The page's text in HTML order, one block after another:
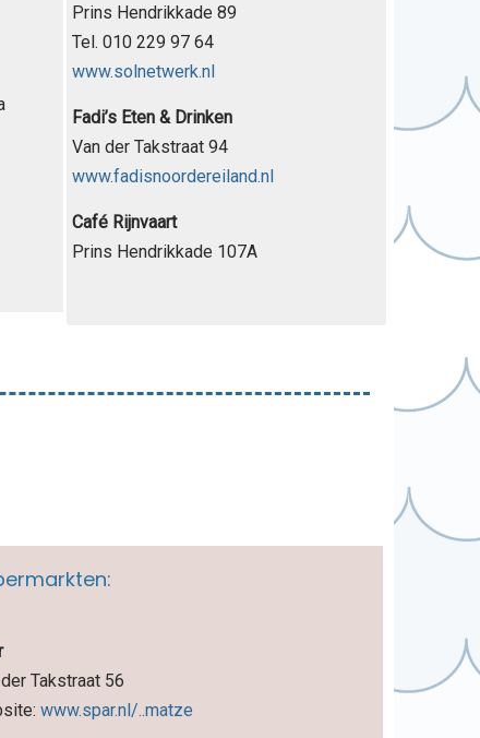
Prins Hendrikkade 89
Tel. 010 229 97 64
www.solnetwerk.nl
Fadi’s Eten & Drinken
Van der Takstraat 94
www.fadisnoordereiland.nl
Café Rijnvaart
Prins Hendrikkade 107A
Takstraat 56
www.spar.nl/..matze